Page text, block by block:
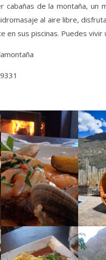
cabañas de la montaña, un
al aire libre,
en sus piscinas. Puedes